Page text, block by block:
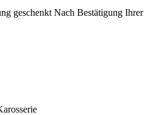
geschenkt Nach Bestätigung Ihrer